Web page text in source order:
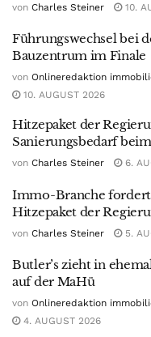
von Charles Steiner 10.
Führungswechsel bei
Bauzentrum im Finale
von Onlineredaktion
10. AUGUST 2026
Hitzepaket der
Sanierungsbedarf
von Charles Steiner 6.
Immo-Branche
Hitzepaket der
von Charles Steiner 5.
Butler’s zieht in
auf der MaHü
von Onlineredaktion
4. AUGUST 2026